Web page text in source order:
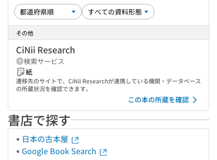
その他
CiNii Research
検索サービス
紙
遷移先のサイトで、CiNii Researchが連携している機関・データベース
の所蔵状況を確認できます。
この本の所蔵を確認
書店で探す
日本の古本屋
Google Book Search